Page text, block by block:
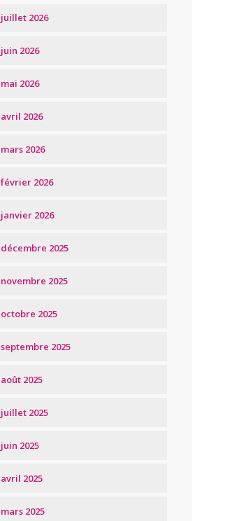
juillet 2026
juin 2026
mai 2026
avril 2026
mars 2026
février 2026
janvier 2026
décembre 2025
novembre 2025
octobre 2025
septembre 2025
août 2025
juillet 2025
juin 2025
avril 2025
mars 2025